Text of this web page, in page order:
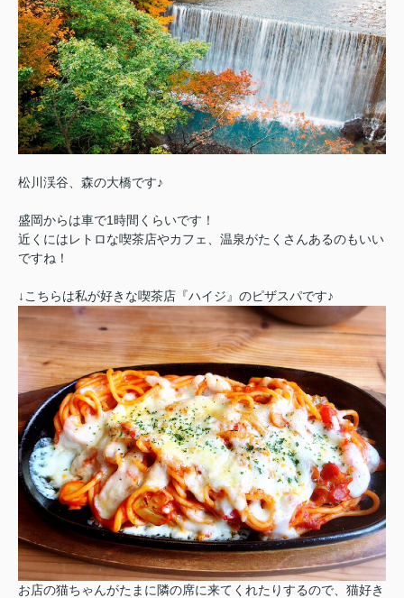
松川渓谷、森の大橋です♪
盛岡からは車で1時間くらいです！
近くにはレトロな喫茶店やカフェ、温泉がたくさんあるのもいい
ですね！
↓こちらは私が好きな喫茶店『ハイジ』のピザスパです♪
お店の猫ちゃんがたまに隣の席に来てくれたりするので、猫好き